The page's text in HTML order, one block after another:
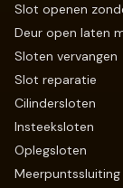
Slot openen
Deur open laten
Sloten vervangen
Slot reparatie
Cilindersloten
Insteeksloten
Oplegsloten
Meerpuntssluiting